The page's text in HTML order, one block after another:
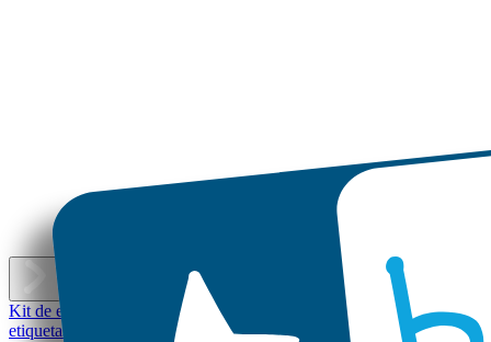
Kit de etiquetas personalizadasMini etiquetas
Etiquetas
etiquetas
Etiquetas personalizadas pequeñas - Set económicoEtiquetas